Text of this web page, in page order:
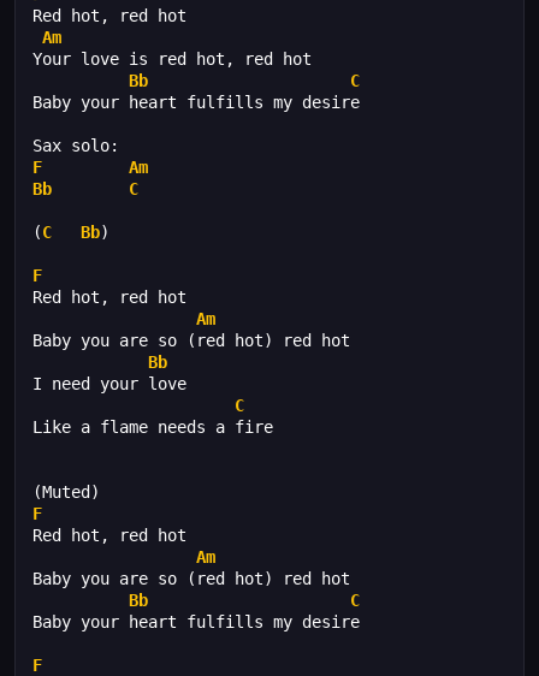
Red hot, red hot
Am
Your love is red hot, red hot
Bb
C
Baby your heart fulfills my desire
Sax solo:
F
Am
Bb
C
(C Bb)
F
Red hot, red hot
Am
Baby you are so (red hot) red hot
Bb
I need your love
C
Like a flame needs a fire
(Muted)
F
Red hot, red hot
Am
Baby you are so (red hot) red hot
Bb
C
Baby your heart fulfills my desire
F